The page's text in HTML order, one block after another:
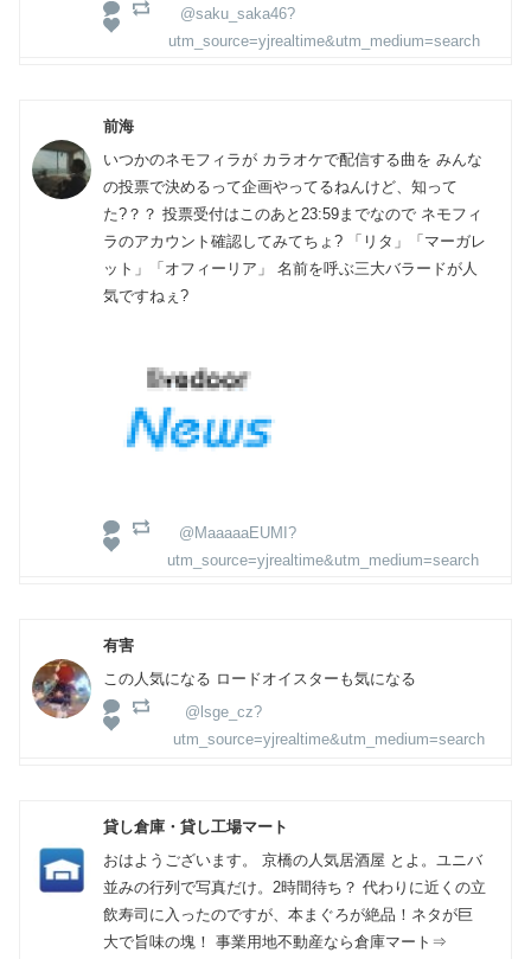
@saku_saka46?
utm_source=yjrealtime&utm_medium=search
前海
いつかのネモフィラが カラオケで配信する曲を みんな
の投票で決めるって企画やってるねんけど、知って
た?？？ 投票受付はこのあと23:59までなので ネモフィ
ラのアカウント確認してみてちょ? 「リタ」「マーガレ
ット」「オフィーリア」 名前を呼ぶ三大バラードが人
気ですねぇ?
@MaaaaaEUMI?
utm_source=yjrealtime&utm_medium=search
有害
この人気になる ロードオイスターも気になる
@lsge_cz?
utm_source=yjrealtime&utm_medium=search
貸し倉庫・貸し工場マート
おはようございます。 京橋の人気居酒屋 とよ。ユニバ
並みの行列で写真だけ。2時間待ち？ 代わりに近くの立
飲寿司に入ったのですが、本まぐろが絶品！ネタが巨
大で旨味の塊！ 事業用地不動産なら倉庫マート⇒